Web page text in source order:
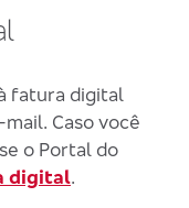
fatura digital
Caso você
o Portal do
digital.